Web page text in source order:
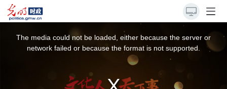
The media could not be loaded, either because the server or
network failed or because the format is not supported.